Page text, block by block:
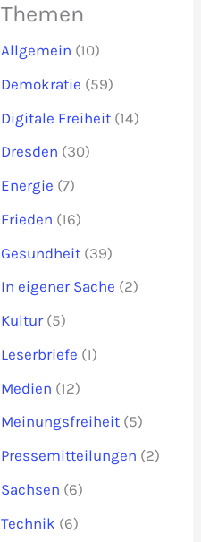
Themen
Allgemein (10)
Demokratie (59)
Digitale Freiheit (14)
Dresden (30)
Energie (7)
Frieden (16)
Gesundheit (39)
In eigener Sache (2)
Kultur (5)
Leserbriefe (1)
Medien (12)
Meinungsfreiheit (5)
Pressemitteilungen (2)
Sachsen (6)
Technik (6)